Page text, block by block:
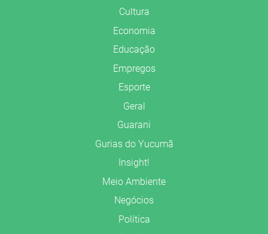
Cultura
Economia
Educação
Empregos
Esporte
Geral
Guarani
Gurias do Yucumã
Insight!
Meio Ambiente
Negócios
Política